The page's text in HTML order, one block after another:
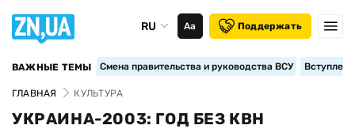
RU Аа Поддержать
ВАЖНЫЕ ТЕМЫ Смена правительства и руководства ВСУ
ГЛАВНАЯ КУЛЬТУРА
УКРАИНА-2003: ГОД БЕЗ КВН